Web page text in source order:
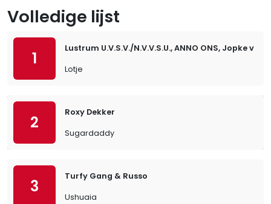
Volledige lijst
1
Lustrum U.V.S.V./N.V.V.S.U., ANNO ONS, Jopke
Lotje
2
Roxy Dekker
Sugardaddy
3
Turfy Gang & Russo
Ushuaia